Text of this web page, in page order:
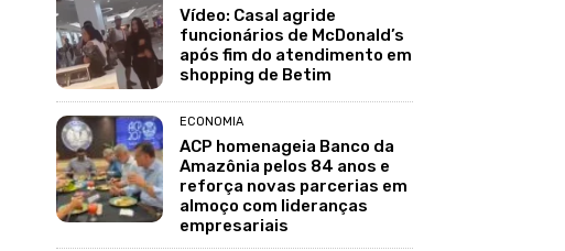
Vídeo: Casal agride
funcionários de McDonald’s
após fim do atendimento em
shopping de Betim
ECONOMIA
ACP homenageia Banco da
Amazônia pelos 84 anos e
reforça novas parcerias em
almoço com lideranças
empresariais